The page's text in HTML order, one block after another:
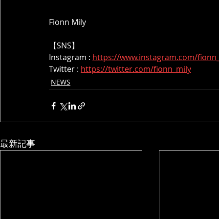
Fionn Mily
【SNS】
Instagram : https://www.instagram.com/
Twitter : https://twitter.com/fionn_mily
NEWS
最新記事